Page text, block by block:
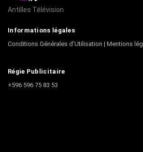
Antilles Télévision
Informations légales
Conditions Générales d’Utilisation | Mentions
Régie Publicitaire
+596 596 75 83 53